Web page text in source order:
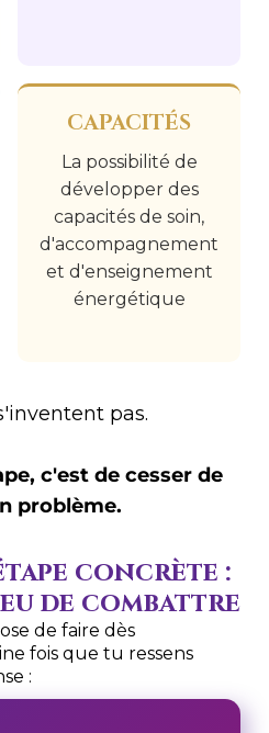
CAPACITÉS
La possibilité de
développer des
capacités de soin,
d'accompagnement
et d'enseignement
énergétique
pas.
c'est de cesser de
problème.
concrète :
de combattre
de faire dès
fois que tu ressens
: